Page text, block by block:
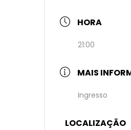
HORA
21:00
MAIS
Ingresso
LOCALIZAÇÃO